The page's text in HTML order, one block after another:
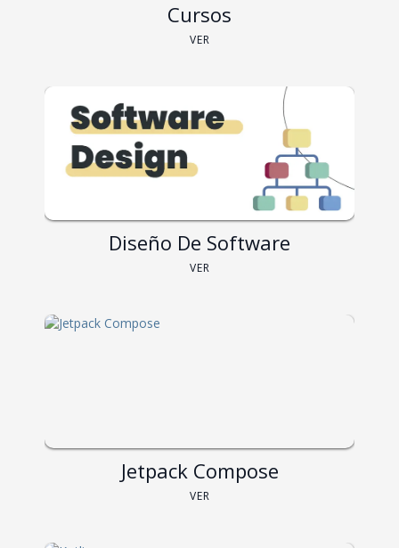
Cursos
VER
Diseño De Software
VER
Jetpack Compose
VER